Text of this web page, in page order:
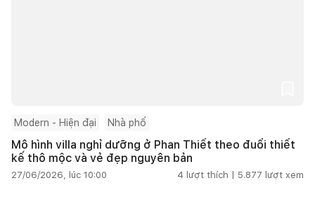
Modern - Hiện đại Nhà phố
Mô hình villa nghỉ dưỡng ở Phan Thiết theo đuổi thiết
kế thô mộc và vẻ đẹp nguyên bản
27/06/2026, lúc 10:00 4 lượt thích | 5.877 lượt xem